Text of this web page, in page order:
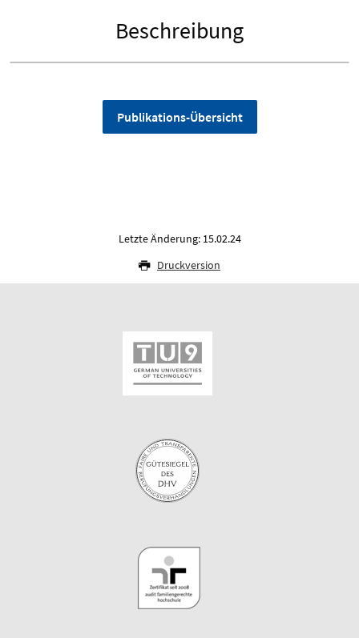
Beschreibung
Publikations-Übersicht
Letzte Änderung: 15.02.24
Druckversion